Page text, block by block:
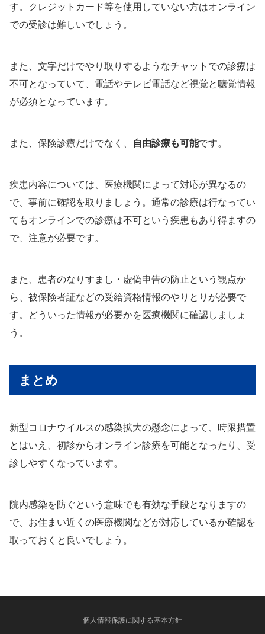
す。クレジットカード等を使用していない方はオンライン
での受診は難しいでしょう。
また、文字だけでやり取りするようなチャットでの診療は
不可となっていて、電話やテレビ電話など視覚と聴覚情報
が必須となっています。
また、保険診療だけでなく、 自由診療も可能です。
疾患内容については、医療機関によって対応が異なるの
で、事前に確認を取りましょう。通常の診療は行なってい
てもオンラインでの診療は不可という疾患もあり得ますの
で、注意が必要です。
また、患者のなりすまし・虚偽申告の防止という観点か
ら、被保険者証などの受給資格情報のやりとりが必要で
す。どういった情報が必要かを医療機関に確認しましょ
う。
まとめ
新型コロナウイルスの感染拡大の懸念によって、時限措置
とはいえ、初診からオンライン診療を可能となったり、受
診しやすくなっています。
院内感染を防ぐという意味でも有効な手段となりますの
で、お住まい近くの医療機関などが対応しているか確認を
取っておくと良いでしょう。
個人情報保護に関する基本方針